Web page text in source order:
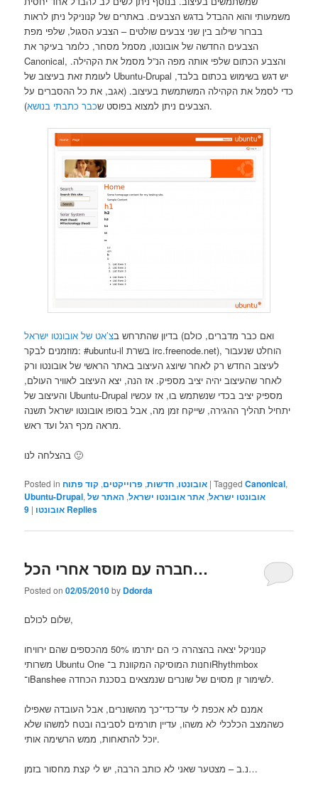
משמעותי והוא ההבדל בדגש הצבעים. באתרים של קנוניקל ניתן לראות
בברור שילוב בין שני צבעים שולטים – הצבע הסגול, שלפי מפת
הצבעים החדשה של אובונטו, מסמל מסחר, כלומר בעיקר את
Canonical, והצבע הכתום שלפי אותה מפה הנ”ל מסמל את הקהילה.
לעומת זאת בעיצוב של Ubuntu-Drupal יש דגש בשימוש בכתום בלבד,
כדי לסמל את הקהילה המשתמשת בעיצוב. (אגב, את כל ההסברים על
הצבעים ניתן למצוא בפוסט שכבר כתבתי בנושא ).
בדיון שהתרחש בצ’אט של אובונטו ישראל
(ואם כבר מדברים, כולם
מוזמנים לבקר: #ubuntu-il בשרת irc.freenode.net), הוחלט שנעבור
לעיצוב החדש רק לאחר שיוצג העיצוב באתר הראשי של אובונטו ורק
לאחר שהעיצוב יהיה יציב מספיק. אז הנה, יצא העיצוב לאוויר העולם,
והעיצוב של Ubuntu-Drupal מספיק יציב בכדי שנשתמש בו, אז עכשיו
יתחיל תהליך ההגירה, שייקח זמן מה, אבל בסופו אובונטו ישראל תשנה
מראה מכף רגל ועד ראש.
בהצלחה לנו 🙂
Posted in אובונטו, חדשות, פרוייקטים, קוד פתוח |Tagged Canonical,
Ubuntu-Drupal, אובונטו ישראל, אתר אובונטו ישראל, האתר של
אובונטו |
9 Replies
חברה עם מוסר אחרי הכל…
Posted on02/05/2010by Ddorda
שלום לכולם,
קנוניקל יצאה בהצהרה כי הם יתרמו 50% מהכספים שהם ירוויחו
משרותי Ubuntu One וחנות המוסיקה המקוונת ב־Rhythmbox
ו־Banshee לשימור זן מסוים של שונרים שנמצאים בסכנת הכחדה.
אמנם לא אכפת לי עד־כדי־כך מהשונרים, אבל העובדה שאפילו
כשהמצב הכלכלי לא משהו, עדיין תורמים לסביבה ובטח למשהו שלא
יוכל להתאחות, ממש הרשימה אותי.
נ.ב – מצטער שאני לא כותב הרבה, יש לי קצת מחסור בזמן…